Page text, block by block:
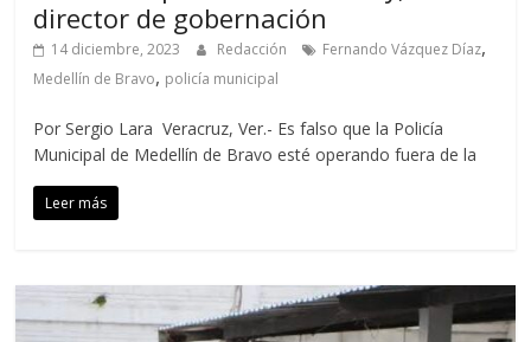
director de gobernación
14 diciembre, 2023 Redacción Fernando Vázquez Díaz,
Medellín de Bravo, policía municipal
Por Sergio Lara Veracruz, Ver.- Es falso que la Policía
Municipal de Medellín de Bravo esté operando fuera de la
Leer más